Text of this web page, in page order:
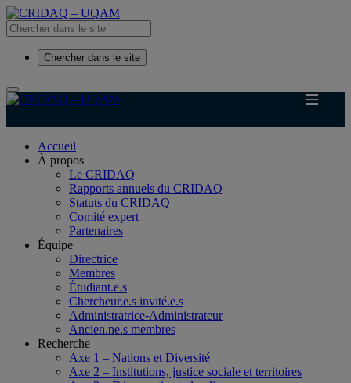
Chercher dans le site
Accueil
À propos
Le CRIDAQ
Rapports annuels du CRIDAQ
Statuts du CRIDAQ
Comité expert
Partenaires
Équipe
Directrice
Membres
Étudiant.e.s
Chercheur.e.s invité.e.s
Administratrice-Administrateur
Ancien.ne.s membres
Recherche
Axe 1 – Nations et Diversité
Axe 2 – Institutions, justice sociale et territoires